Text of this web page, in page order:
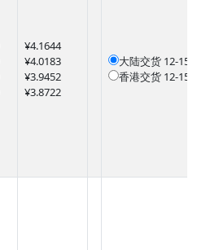
¥4.1644
¥4.0183
¥3.9452
¥3.8722
大陆交货 12-15
香港交货 12-15